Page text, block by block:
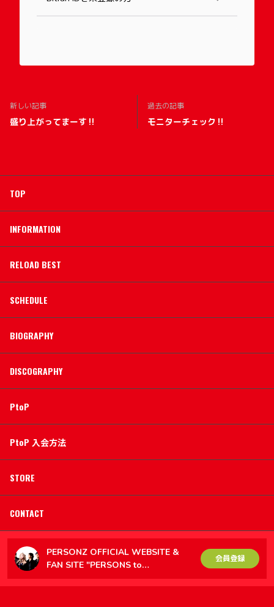
新しい記事
盛り上がってまーす‼️
過去の記事
モニターチェック‼️
TOP
INFORMATION
RELOAD BEST
SCHEDULE
BIOGRAPHY
DISCOGRAPHY
PtoP
PtoP 入会方法
STORE
CONTACT
PERSONZ OFFICIAL WEBSITE &
FAN SITE "PERSONS to
PERSONZ（PtoP）"
会員登録